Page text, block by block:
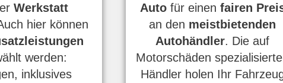
Werkstatt
hier können
werden:
inklusives
Autofür einen fairen
an den meistbietenden
Autohändler. Die auf
Motorschäden
Händler holen Ihr